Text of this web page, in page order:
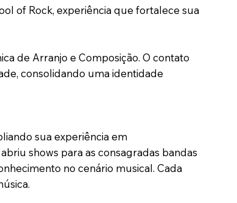
of Rock, experiência que fortalece sua
de Arranjo e Composição. O contato
consolidando uma identidade
sua experiência em
shows para as consagradas bandas
no cenário musical. Cada